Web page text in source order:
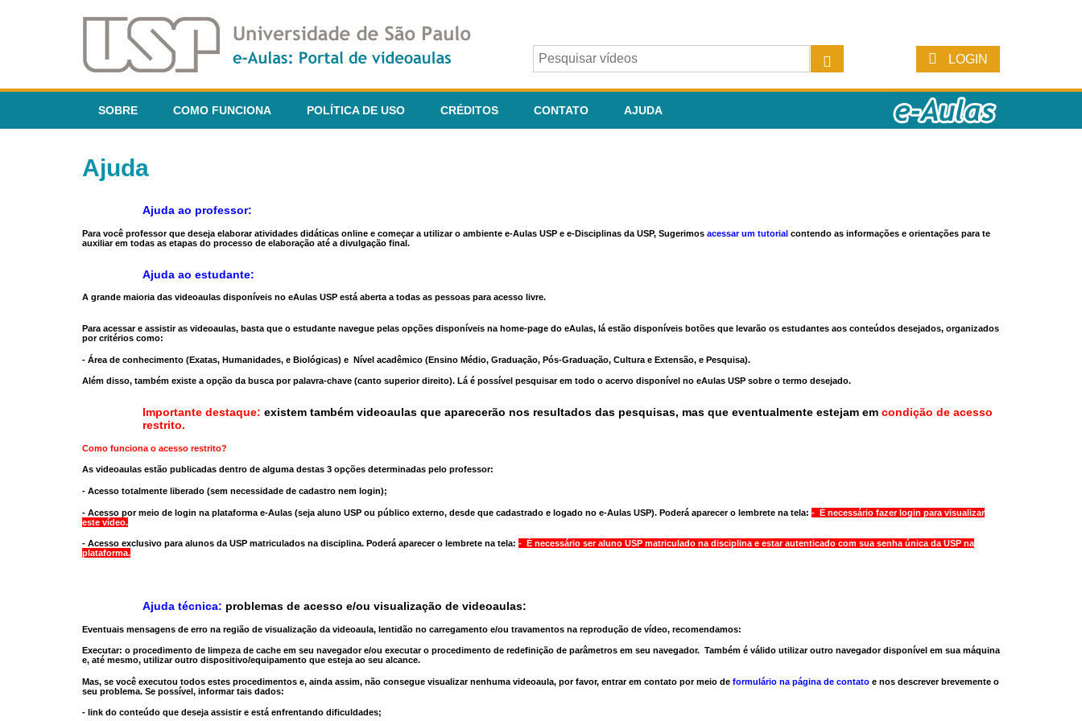
LOGIN
SOBRE COMO FUNCIONA POLÍTICA DE USO CRÉDITOS CONTATO AJUDA
Ajuda
Ajuda ao professor:
Para você professor que deseja elaborar atividades didáticas online e começar a utilizar o ambiente e-Aulas USP e e-Disciplinas da USP, Sugerimos acessar um tutorial contendo as informações e orientações para te
auxiliar em todas as etapas do processo de elaboração até a divulgação final.
Ajuda ao estudante:
A grande maioria das videoaulas disponíveis no eAulas USP está aberta a todas as pessoas para acesso livre.
Para acessar e assistir as videoaulas, basta que o estudante navegue pelas opções disponíveis na home-page do eAulas, lá estão disponíveis botões que levarão os estudantes aos conteúdos desejados, organizados
por critérios como:
- Área de conhecimento (Exatas, Humanidades, e Biológicas) e Nível acadêmico (Ensino Médio, Graduação, Pós-Graduação, Cultura e Extensão, e Pesquisa).
Além disso, também existe a opção da busca por palavra-chave (canto superior direito). Lá é possível pesquisar em todo o acervo disponível no eAulas USP sobre o termo desejado.
Importante destaque: existem também videoaulas que aparecerão nos resultados das pesquisas, mas que eventualmente estejam em condição de acesso
restrito.
Como funciona o acesso restrito?
As videoaulas estão publicadas dentro de alguma destas 3 opções determinadas pelo professor:
- Acesso totalmente liberado (sem necessidade de cadastro nem login);
- Acesso por meio de login na plataforma e-Aulas (seja aluno USP ou público externo, desde que cadastrado e logado no e-Aulas USP). Poderá aparecer o lembrete na tela: - É necessário fazer login para visualizar
este vídeo.
- Acesso exclusivo para alunos da USP matriculados na disciplina. Poderá aparecer o lembrete na tela: - É necessário ser aluno USP matriculado na disciplina e estar autenticado com sua senha única da USP na
plataforma.
Ajuda técnica: problemas de acesso e/ou visualização de videoaulas:
Eventuais mensagens de erro na região de visualização da videoaula, lentidão no carregamento e/ou travamentos na reprodução de vídeo, recomendamos:
Executar: o procedimento de limpeza de cache em seu navegador e/ou executar o procedimento de redefinição de parâmetros em seu navegador. Também é válido utilizar outro navegadordisponível em sua máquina
e, até mesmo, utilizar outro dispositivo/equipamento que esteja ao seu alcance.
Mas, se você executou todos estes procedimentos e, ainda assim, não consegue visualizar nenhuma videoaula, por favor, entrar em contato por meio de formulário na página de contato e nos descrever brevemente o
seu problema. Se possível, informar tais dados:
- link do conteúdo que deseja assistir e está enfrentando dificuldades;